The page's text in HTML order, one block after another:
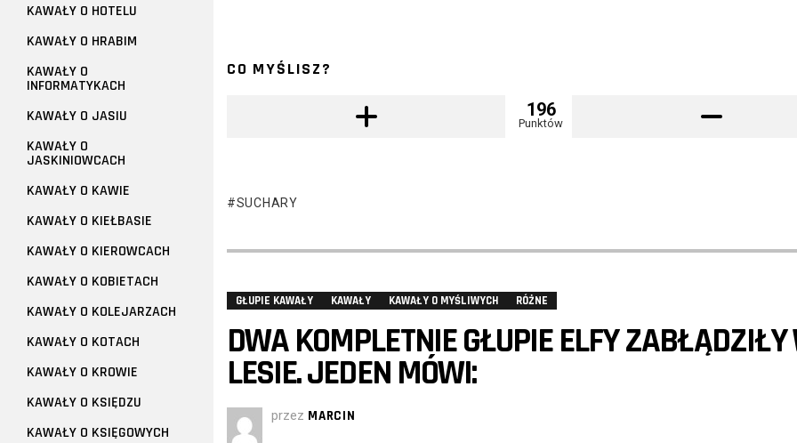
CO MYŚLISZ?
196
Punktów
SUCHARY
GŁUPIE KAWAŁY KAWAŁY KAWAŁY O MYŚLIWYCH RÓŻNE
DWA KOMPLETNIE GŁUPIE ELFY ZABŁĄDZIŁY
LESIE. JEDEN MÓWI:
przez MARCIN
KAWAŁY O HOTELU
KAWAŁY O HRABIM
KAWAŁY O
INFORMATYKACH
KAWAŁY O JASIU
KAWAŁY O
JASKINIOWCACH
KAWAŁY O KAWIE
KAWAŁY O KIEŁBASIE
KAWAŁY O KIEROWCACH
KAWAŁY O KOBIETACH
KAWAŁY O KOLEJARZACH
KAWAŁY O KOTACH
KAWAŁY O KROWIE
KAWAŁY O KSIĘDZU
KAWAŁY O KSIĘGOWYCH